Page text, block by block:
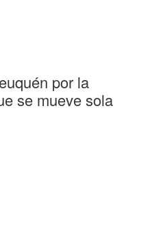
por la
se mueve sola